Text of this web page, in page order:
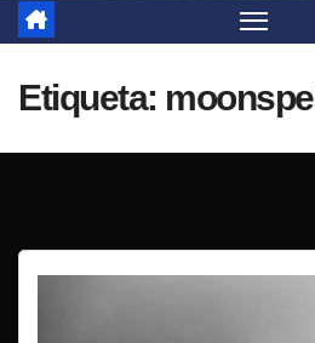
Etiqueta: moonspell